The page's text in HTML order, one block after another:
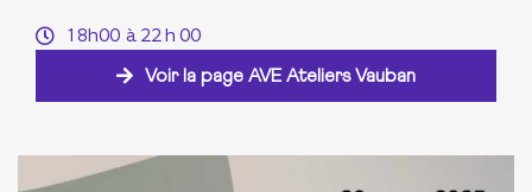
18h00 à 22 h 00
Voir la page AVE Ateliers Vauban